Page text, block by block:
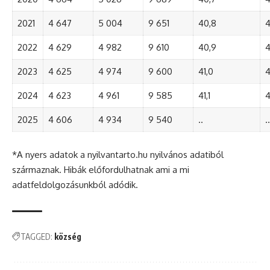
2021 4 647 5 004 9 651 40,8
2022 4 629 4 982 9 610 40,9
2023 4 625 4 974 9 600 41,0
2024 4 623 4 961 9 585 41,1
2025 4 606 4 934 9 540 .. ..
*A nyers adatok a nyilvantarto.hu nyilvános adatiból
származnak. Hibák előfordulhatnak ami a mi
adatfeldolgozásunkból adódik.
TAGGED: község